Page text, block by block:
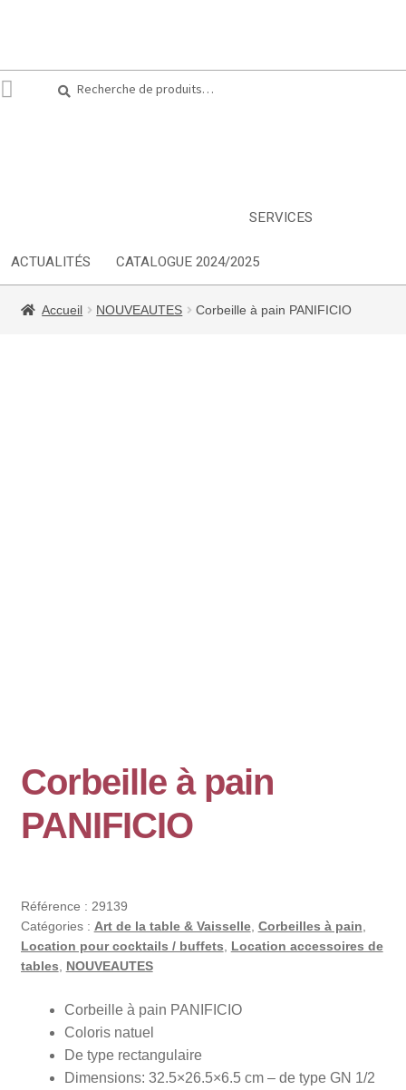
pour :
SERVICES
ACTUALITÉS CATALOGUE 2024/2025
Accueil NOUVEAUTES Corbeille à pain PANIFICIO
Corbeille à pain
PANIFICIO
Référence : 29139
Catégories : Art de la table & Vaisselle, Corbeilles à pain,
Location pour cocktails / buffets, Location accessoires de
tables, NOUVEAUTES
Corbeille à pain PANIFICIO
Coloris natuel
De type rectangulaire
Dimensions: 32.5×26.5×6.5 cm – de type GN 1/2